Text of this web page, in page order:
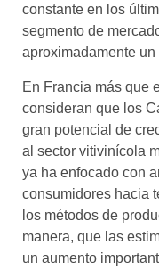
constante en los
segmento de
aproximadamente un
En Francia más que
consideran que los
gran potencial de
al sector vitivinícola
ya ha enfocado con
consumidores hacia
los métodos de
manera, que las
un aumento